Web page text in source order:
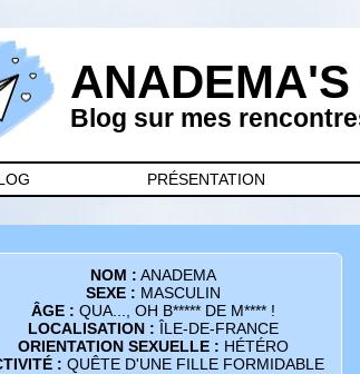
ANADEMA'S
Blog sur mes
PRÉSENTATION
NOM : ANADEMA
SEXE : MASCULIN
ÂGE : QUA..., OH B***** DE M**** !
LOCALISATION : ÎLE-DE-FRANCE
ORIENTATION SEXUELLE : HÉTÉRO
: QUÊTE D'UNE FILLE FORMIDABLE